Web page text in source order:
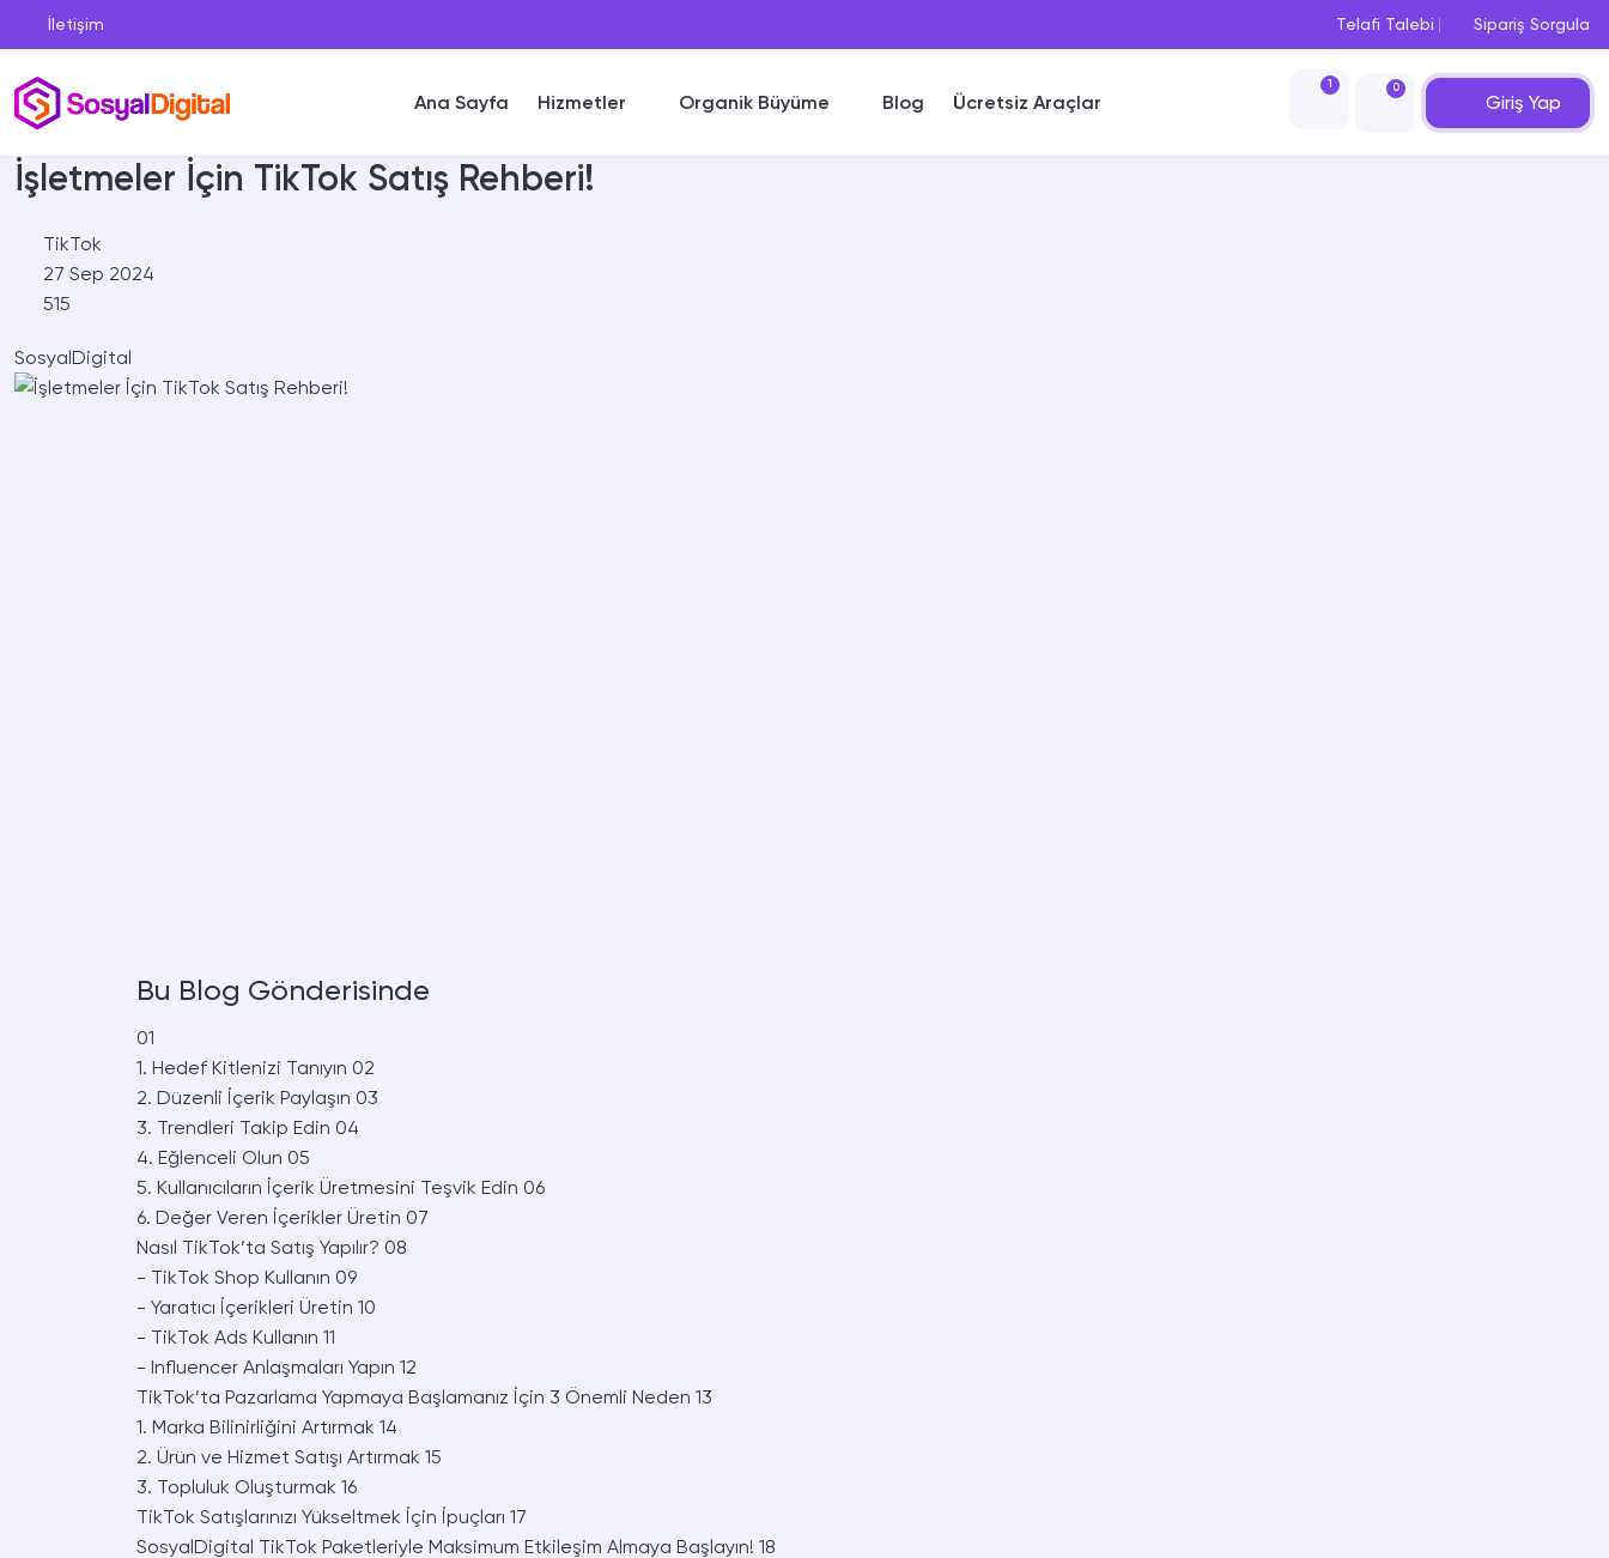
İletişim Telafi Talebi Sipariş Sorgula
Ana Sayfa Hizmetler Organik Büyüme Blog Ücretsiz Araçlar
1 0
Giriş Yap
İşletmeler İçin TikTok Satış Rehberi!
TikTok
27 Sep 2024
515
SosyalDigital
Bu Blog Gönderisinde
01
1. Hedef Kitlenizi Tanıyın 02
2. Düzenli İçerik Paylaşın 03
3. Trendleri Takip Edin 04
4. Eğlenceli Olun 05
5. Kullanıcıların İçerik Üretmesini Teşvik Edin 06
6. Değer Veren İçerikler Üretin 07
Nasıl TikTok’ta Satış Yapılır? 08
- TikTok Shop Kullanın 09
- Yaratıcı İçerikleri Üretin 10
- TikTok Ads Kullanın 11
- Influencer Anlaşmaları Yapın 12
TikTok’ta Pazarlama Yapmaya Başlamanız İçin 3 Önemli Neden 13
1. Marka Bilinirliğini Artırmak 14
2. Ürün ve Hizmet Satışı Artırmak 15
3. Topluluk Oluşturmak 16
TikTok Satışlarınızı Yükseltmek İçin İpuçları 17
SosyalDigital TikTok Paketleriyle Maksimum Etkileşim Almaya Başlayın! 18